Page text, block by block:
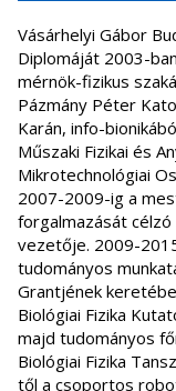
Vásárhelyi Gábor
Diplomáját 2003-
mérnök-fizikus
Pázmány Péter
Karán, info-
Műszaki Fizikai és
Mikrotechnológiai
2007-2009-ig a
forgalmazását
vezetője. 2009-
tudományos
Grantjének
Biológiai Fizika
majd tudományos
Biológiai Fizika
től a csoportos